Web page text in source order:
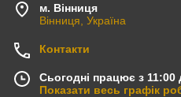
м. Вінниця
Вінниця, Україна
Контакти
Сьогодні працює з 11:00
Показати весь графік